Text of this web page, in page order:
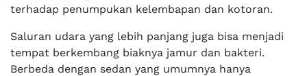
terhadap penumpukan kelembapan dan kotoran.
Saluran udara yang lebih panjang juga bisa menjadi
tempat berkembang biaknya jamur dan bakteri.
Berbeda dengan sedan yang umumnya hanya